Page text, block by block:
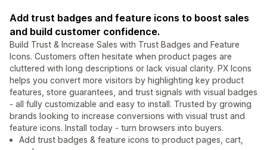
Add trust badges and feature icons to boost sales
and build customer confidence.
Build Trust & Increase Sales with Trust Badges and Feature
Icons. Customers often hesitate when product pages are
cluttered with long descriptions or lack visual clarity. PX Icons
helps you convert more visitors by highlighting key product
features, store guarantees, and trust signals with visual badges
- all fully customizable and easy to install. Trusted by growing
brands looking to increase conversions with visual trust and
feature icons. Install today - turn browsers into buyers.
Add trust badges & feature icons to product pages, cart,